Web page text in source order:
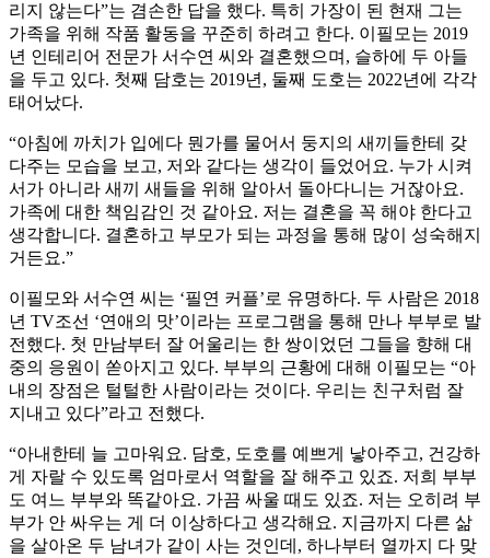
리지 않는다”는 겸손한 답을 했다. 특히 가장이 된 현재 그는
가족을 위해 작품 활동을 꾸준히 하려고 한다. 이필모는 2019
년 인테리어 전문가 서수연 씨와 결혼했으며, 슬하에 두 아들
을 두고 있다. 첫째 담호는 2019년, 둘째 도호는 2022년에 각각
태어났다.
“아침에 까치가 입에다 뭔가를 물어서 둥지의 새끼들한테 갖
다주는 모습을 보고, 저와 같다는 생각이 들었어요. 누가 시켜
서가 아니라 새끼 새들을 위해 알아서 돌아다니는 거잖아요.
가족에 대한 책임감인 것 같아요. 저는 결혼을 꼭 해야 한다고
생각합니다. 결혼하고 부모가 되는 과정을 통해 많이 성숙해지
거든요.”
이필모와 서수연 씨는 ‘필연 커플’로 유명하다. 두 사람은 2018
년 TV조선 ‘연애의 맛’이라는 프로그램을 통해 만나 부부로 발
전했다. 첫 만남부터 잘 어울리는 한 쌍이었던 그들을 향해 대
중의 응원이 쏟아지고 있다. 부부의 근황에 대해 이필모는 “아
내의 장점은 털털한 사람이라는 것이다. 우리는 친구처럼 잘
지내고 있다”라고 전했다.
“아내한테 늘 고마워요. 담호, 도호를 예쁘게 낳아주고, 건강하
게 자랄 수 있도록 엄마로서 역할을 잘 해주고 있죠. 저희 부부
도 여느 부부와 똑같아요. 가끔 싸울 때도 있죠. 저는 오히려 부
부가 안 싸우는 게 더 이상하다고 생각해요. 지금까지 다른 삶
을 살아온 두 남녀가 같이 사는 것인데, 하나부터 열까지 다 맞